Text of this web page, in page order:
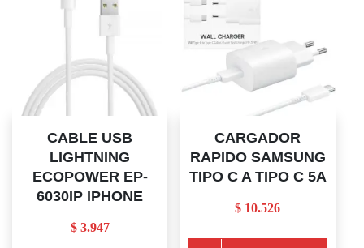
CABLE USB
LIGHTNING
ECOPOWER EP-
6030IP IPHONE
$3.947
CARGADOR
RAPIDO SAMSUNG
TIPO C A TIPO C 5A
$ 10.526